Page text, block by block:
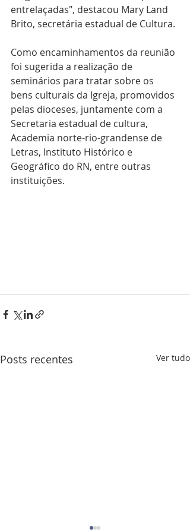
entrelaçadas", destacou Mary Land
Brito, secretária estadual de Cultura.
Como encaminhamentos da reunião
foi sugerida a realização de
seminários para tratar sobre os
bens culturais da Igreja, promovidos
pelas dioceses, juntamente com a
Secretaria estadual de cultura,
Academia norte-rio-grandense de
Letras, Instituto Histórico e
Geográfico do RN, entre outras
instituições.
Posts recentes Ver tudo